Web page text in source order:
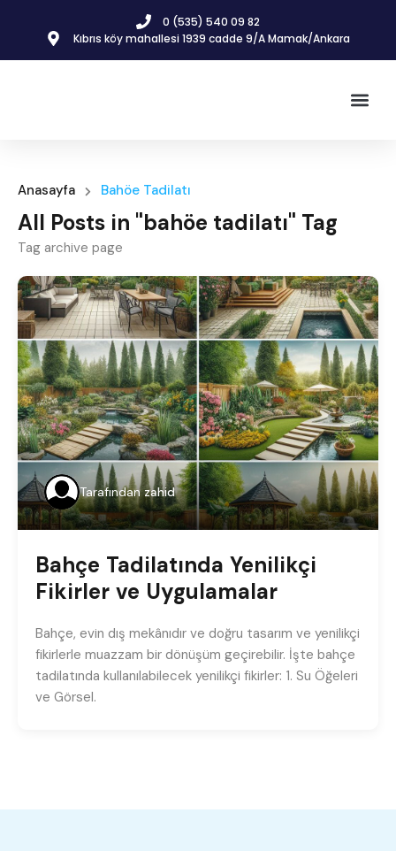
0 (535) 540 09 82
Kıbrıs köy mahallesi 1939 cadde 9/A Mamak/Ankara
Anasayfa Bahöe Tadilatı
All Posts in "bahöe tadilatı" Tag
Tag archive page
Tarafından zahid
Bahçe Tadilatında Yenilikçi
Fikirler ve Uygulamalar
Bahçe, evin dış mekânıdır ve doğru tasarım ve yenilikçi
fikirlerle muazzam bir dönüşüm geçirebilir. İşte bahçe
tadilatında kullanılabilecek yenilikçi fikirler: 1. Su Öğeleri
ve Görsel.